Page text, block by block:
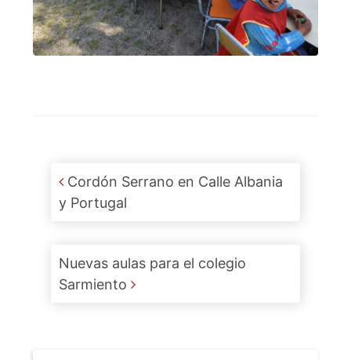
Post navigation
Cordón Serrano en Calle Albania
y Portugal
Nuevas aulas para el colegio
Sarmiento